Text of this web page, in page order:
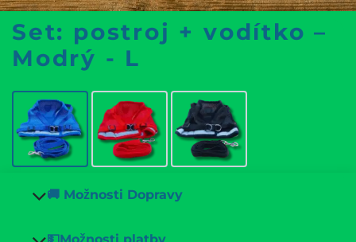
Set: postroj + vodítko –
Modrý - L
🚚 Možnosti Dopravy
💵Možnosti platby